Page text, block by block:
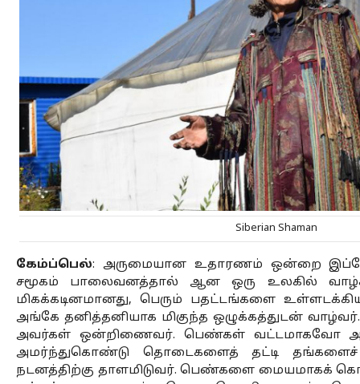
Siberian Shaman
கேம்ப்பெல்: அருமையான உதாரணம் ஒன்றை
சமூகம் பாலைவனத்தால் ஆன ஒரு உலகில்
மிகக்கடினமானது, பெரும் பதட்டங்களை
அங்கே தனித்தனியாக மிகுந்த ஒழுக்கத்துடன்
அவர்கள் ஒன்றிணைவர். பெண்கள் வட்டமாகவோ
அமர்ந்துகொண்டு தொடைகளைத் தட்டி
நடனத்திற்கு தாளமிடுவர். பெண்களை மையமாகக்